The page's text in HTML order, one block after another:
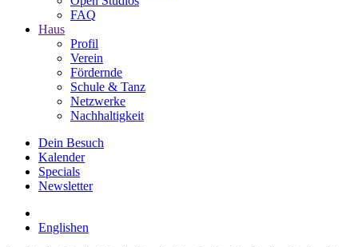
FAQ
Haus
Profil
Verein
Fördernde
Schule & Tanz
Netzwerke
Nachhaltigkeit
Dein Besuch
Kalender
Specials
Newsletter
Englishen